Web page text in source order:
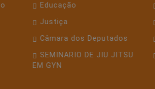
Educação
Justiça
Câmara dos Deputados
SEMINARIO DE JIU JITSU
EM GYN